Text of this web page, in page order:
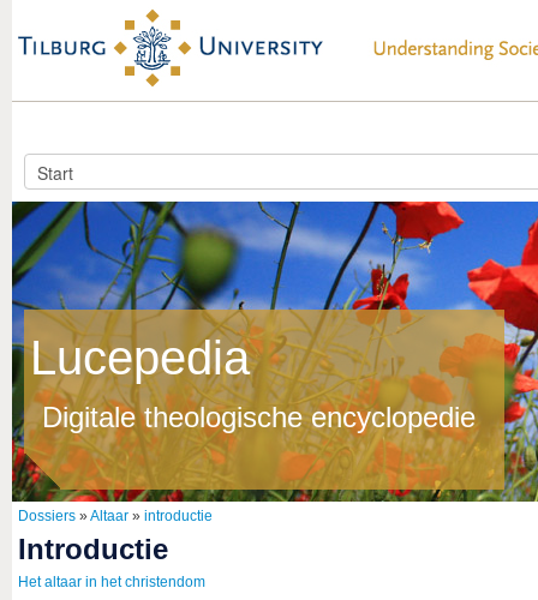
Lucepedia
Digitale theologische encyclopedie
Dossiers »Altaar » introductie
introductie
Het altaar in het christendom